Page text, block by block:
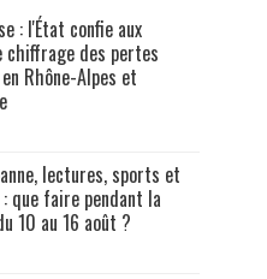
: l'État confie aux
des pertes
Rhône-Alpes et
lectures, sports et
que faire pendant la
10 au 16 août ?